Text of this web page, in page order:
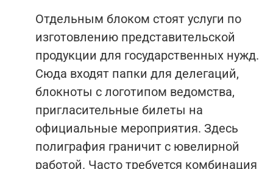
Отдельным блоком стоят услуги по
изготовлению представительской
продукции для государственных нужд.
Сюда входят папки для делегаций,
блокноты с логотипом ведомства,
пригласительные билеты на
официальные мероприятия. Здесь
полиграфия граничит с ювелирной
работой. Часто требуется комбинация